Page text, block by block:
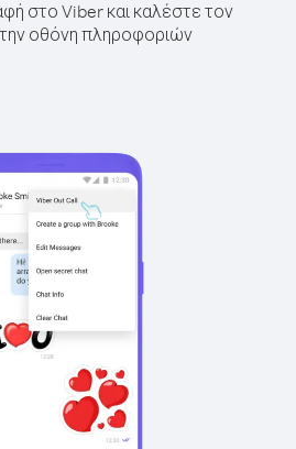
στο Viber και καλέστε τον
οθόνη πληροφοριών